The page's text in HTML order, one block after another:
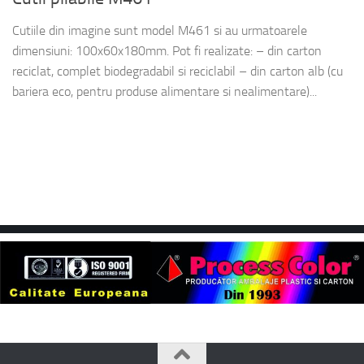
Cutiile din imagine sunt model M461 si au urmatoarele
dimensiuni: 100x60x180mm. Pot fi realizate: – din carton
reciclat, complet biodegradabil si reciclabil – din carton alb (cu
bariera eco, pentru produse alimentare si nealimentare)...